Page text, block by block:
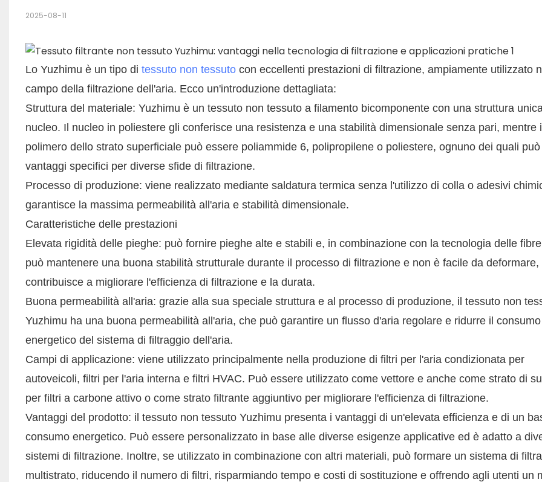
2025-08-11
Lo Yuzhimu è un tipo di tessuto non tessutocon eccellenti prestazioni di filtrazione, ampiamente utilizzato
campo della filtrazione dell'aria. Ecco un'introduzione dettagliata:
Struttura del materiale: Yuzhimu è un tessuto non tessuto a filamento bicomponente con una struttura
nucleo. Il nucleo in poliestere gli conferisce una resistenza e una stabilità dimensionale senza pari, mentre
polimero dello strato superficiale può essere poliammide 6, polipropilene o poliestere, ognuno dei quali
vantaggi specifici per diverse sfide di filtrazione.
Processo di produzione: viene realizzato mediante saldatura termica senza l'utilizzo di colla o adesivi
garantisce la massima permeabilità all'aria e stabilità dimensionale.
Caratteristiche delle prestazioni
Elevata rigidità delle pieghe: può fornire pieghe alte e stabili e, in combinazione con la tecnologia delle
può mantenere una buona stabilità strutturale durante il processo di filtrazione e non è facile da deformare,
contribuisce a migliorare l'efficienza di filtrazione e la durata.
Buona permeabilità all'aria: grazie alla sua speciale struttura e al processo di produzione, il tessuto non
Yuzhimu ha una buona permeabilità all'aria, che può garantire un flusso d'aria regolare e ridurre il consumo
energetico del sistema di filtraggio dell'aria.
Campi di applicazione: viene utilizzato principalmente nella produzione di filtri per l'aria condizionata per
autoveicoli, filtri per l'aria interna e filtri HVAC. Può essere utilizzato come vettore e anche come strato di
per filtri a carbone attivo o come strato filtrante aggiuntivo per migliorare l'efficienza di filtrazione.
Vantaggi del prodotto: il tessuto non tessuto Yuzhimu presenta i vantaggi di un'elevata efficienza e di un
consumo energetico. Può essere personalizzato in base alle diverse esigenze applicative ed è adatto a
sistemi di filtrazione. Inoltre, se utilizzato in combinazione con altri materiali, può formare un sistema di
multistrato, riducendo il numero di filtri, risparmiando tempo e costi di sostituzione e offrendo agli utenti un